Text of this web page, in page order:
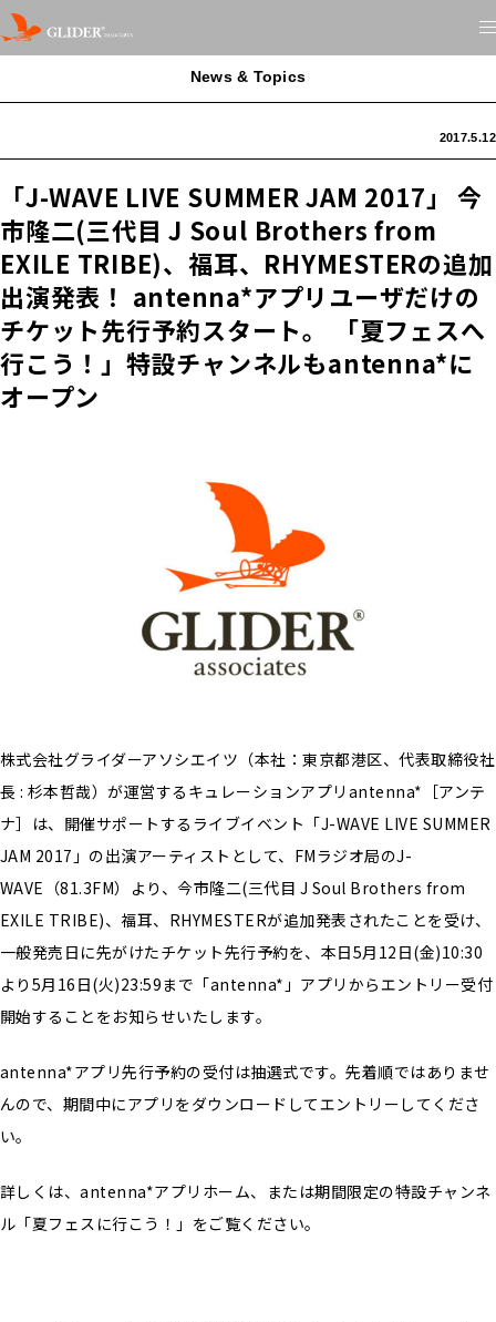
News & Topics
2017.5.12
「J-WAVE LIVE SUMMER JAM 2017」 今
市隆二(三代目 J Soul Brothers from
EXILE TRIBE)、福耳、RHYMESTERの追加
出演発表！ antenna*アプリユーザだけの
チケット先行予約スタート。 「夏フェスへ
行こう！」特設チャンネルもantenna*に
オープン
株式会社グライダーアソシエイツ（本社：東京都港区、代表取締役社
長 : 杉本哲哉）が運営するキュレーションアプリantenna*［アンテ
ナ］は、開催サポートするライブイベント「J-WAVE LIVE SUMMER
JAM 2017」の出演アーティストとして、FMラジオ局のJ-
WAVE（81.3FM）より、今市隆二(三代目 J Soul Brothers from
EXILE TRIBE)、福耳、RHYMESTERが追加発表されたことを受け、
一般発売日に先がけたチケット先行予約を、本日5月12日(金)10:30
より5月16日(火)23:59まで「antenna*」アプリからエントリー受付
開始することをお知らせいたします。
antenna*アプリ先行予約の受付は抽選式です。先着順ではありませ
んので、期間中にアプリをダウンロードしてエントリーしてくださ
い。
詳しくは、antenna*アプリホーム、または期間限定の特設チャンネ
ル「夏フェスに行こう！」をご覧ください。